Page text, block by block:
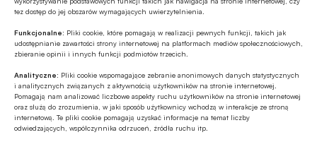
tez dostęp do jej obszarów wymagających uwierzytelnienia.
Funkcjonalne: Pliki cookie, które pomagają w realizacji pewnych funkcji, takich jak
udostępnianie zawartości strony internetowej na platformach mediów społecznościowych,
zbieranie opinii i innych funkcji podmiotów trzecich.
Analityczne: Pliki cookie wspomagające zebranie anonimowych danych statystycznych
i analitycznych związanych z aktywnością użytkowników na stronie internetowej.
Pomagają nam analizować liczbowe aspekty ruchu użytkowników na stronie internetowej
oraz służą do zrozumienia, w jaki sposób użytkownicy wchodzą w interakcje ze stroną
internetową. Te pliki cookie pomagają uzyskać informacje na temat liczby
odwiedzających, współczynnika odrzuceń, źródła ruchu itp.
Stan wyjątkowy na granicy z
dolar za 4,30 zł?
kontroli, wśród inwestorów może pojawić się kolejny
argument działający na korzyść dolara, euro czy franka,
które są schronieniem dla kapitału na burzliwe czasy.
Komentarze ekspertów
02.11.2021 16:44